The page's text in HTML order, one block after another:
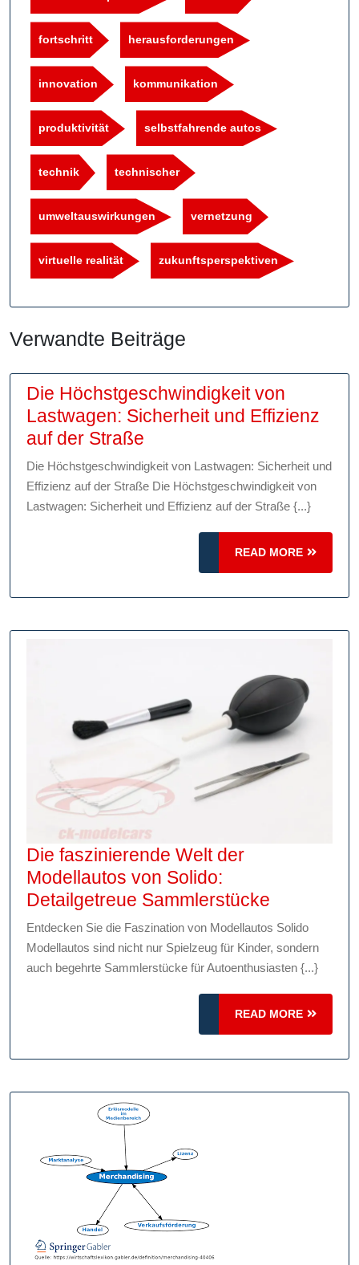
fortschritt herausforderungen
innovation kommunikation
produktivität selbstfahrende autos
technik technischer
umweltauswirkungen vernetzung
virtuelle realität zukunftsperspektiven
Verwandte Beiträge
Die Höchstgeschwindigkeit von
Lastwagen: Sicherheit und Effizienz
auf der Straße
Höchstgeschwindigkeit
von
Lastwagen:
Sicherheit
Effizienz
auf
Die Höchstgeschwindigkeit von Lastwagen: Sicherheit und
Effizienz auf der Straße Die Höchstgeschwindigkeit von
Lastwagen: Sicherheit und Effizienz auf der Straße {...}
READ MORE
READ
MORE
Die faszinierende Welt der
Modellautos von Solido:
Detailgetreue Sammlerstücke
Welt
der
von
Solido:
Entdecken Sie die Faszination von Modellautos Solido
Modellautos sind nicht nur Spielzeug für Kinder, sondern
auch begehrte Sammlerstücke für Autoenthusiasten {...}
READ MORE
READ
MORE